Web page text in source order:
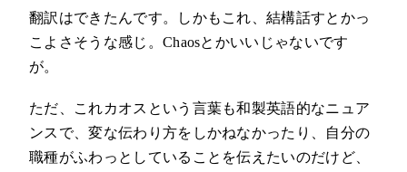
翻訳はできたんです。しかもこれ、結構話すとかっ
こよさそうな感じ。Chaosとかいいじゃないです
が。
ただ、これカオスという言葉も和製英語的なニュア
ンスで、変な伝わり方をしかねなかったり、自分の
職種がふわっとしていることを伝えたいのだけど、